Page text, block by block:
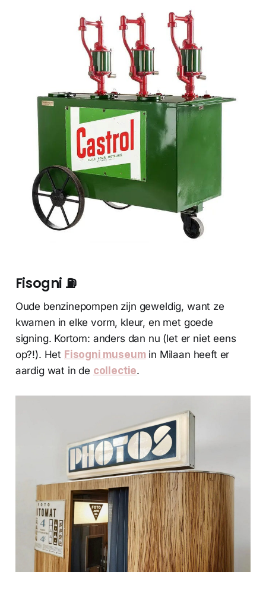
Fisogni ⛽️
Oude benzinepompen zijn geweldig, want ze
kwamen in elke vorm, kleur, en met goede
signing. Kortom: anders dan nu (let er niet eens
op?!). Het Fisogni museumin Milaan heeft er
aardig wat in de collectie.